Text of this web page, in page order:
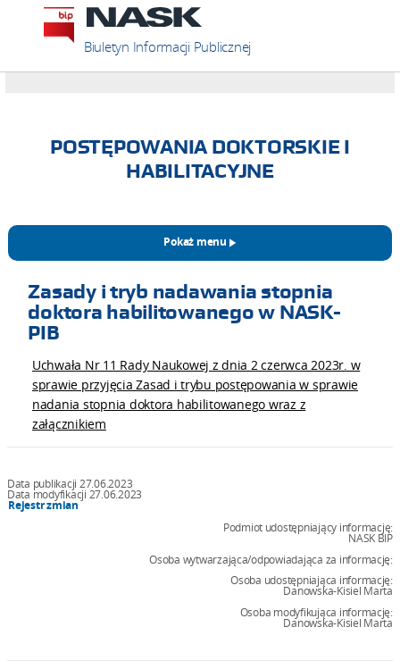
Biuletyn Informacji Publicznej
POSTĘPOWANIA DOKTORSKIE I
HABILITACYJNE
Pokaż menu
Zasady i tryb nadawania stopnia
doktora habilitowanego w NASK-
PIB
Uchwała Nr 11 Rady Naukowej z dnia 2 czerwca 2023r. w
sprawie przyjęcia Zasad i trybu postępowania w sprawie
nadania stopnia doktora habilitowanego wraz z
załącznikiem
Data publikacji 27.06.2023
Data modyfikacji 27.06.2023
Rejestr zmian
Podmiot udostępniający informację:
NASK BIP
Osoba wytwarzająca/odpowiadająca za informację:
Osoba udostępniająca informację:
Danowska-Kisiel Marta
Osoba modyfikująca informację:
Danowska-Kisiel Marta